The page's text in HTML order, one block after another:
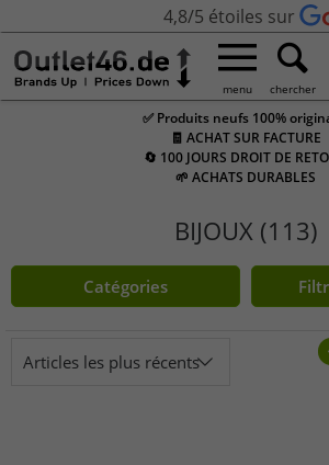
4,8/5 étoiles sur
menu chercher
✅ Produits neufs 100%
🧾 ACHAT SUR FACTURE
🔄 100 JOURS DROIT DE
🌱 ACHATS DURABLES
BIJOUX (113)
Catégories
Articles les plus récents